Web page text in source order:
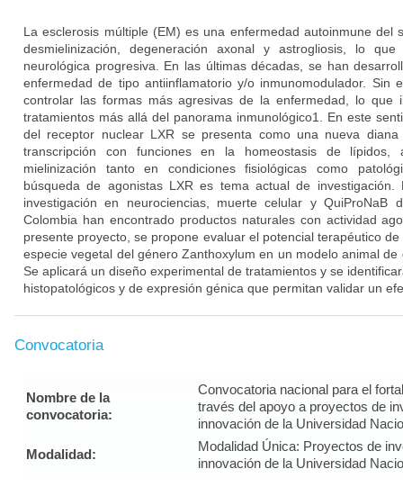
La esclerosis múltiple (EM) es una enfermedad autoinmune del
desmielinización, degeneración axonal y astrogliosis, lo
neurológica progresiva. En las últimas décadas, se han
enfermedad de tipo antiinflamatorio y/o inmunomodulador. Sin
controlar las formas más agresivas de la enfermedad, lo que
tratamientos más allá del panorama inmunológico1. En este
del receptor nuclear LXR se presenta como una nueva
transcripción con funciones en la homeostasis de lípidos,
mielinización tanto en condiciones fisiológicas como
búsqueda de agonistas LXR es tema actual de investigación.
investigación en neurociencias, muerte celular y QuiProNaB
Colombia han encontrado productos naturales con actividad
presente proyecto, se propone evaluar el potencial terapéutico
especie vegetal del género Zanthoxylum en un modelo animal de
Se aplicará un diseño experimental de tratamientos y se
histopatológicos y de expresión génica que permitan validar un
Convocatoria
Nombre de la
convocatoria:
Convocatoria nacional para el
través del apoyo a proyectos de
innovación de la Universidad
Modalidad:
Modalidad Única: Proyectos de
innovación de la Universidad